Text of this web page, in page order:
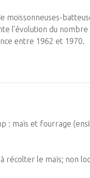
moissonneuses-
l’évolution du nombre
entre 1962 et 1970.
: maïs et fourrage
récolter le maïs; non